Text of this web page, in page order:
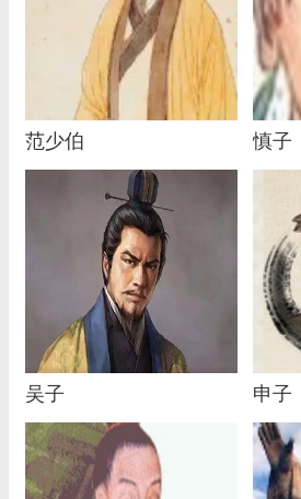
范少伯 慎子
吴子 申子